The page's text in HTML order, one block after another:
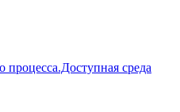
процесса.Доступная среда